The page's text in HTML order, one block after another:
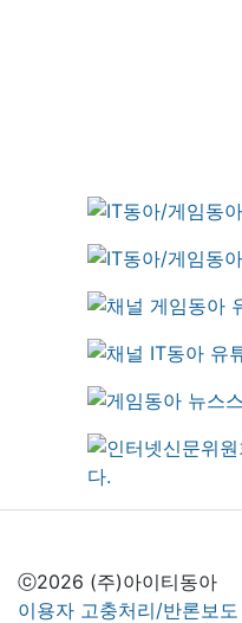
ⓒ2026 (주)아이티동아
이용자 고충처리/반론보도